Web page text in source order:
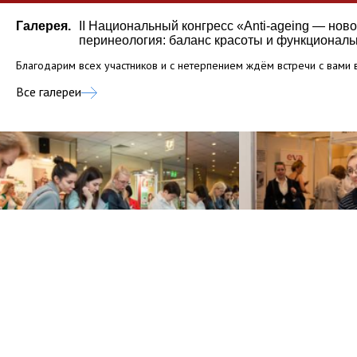
Галерея.
II Национальный конгресс «Anti-ageing —
перинеология: баланс красоты и
Благодарим всех участников и с нетерпением ждём встречи с вами
Все галереи